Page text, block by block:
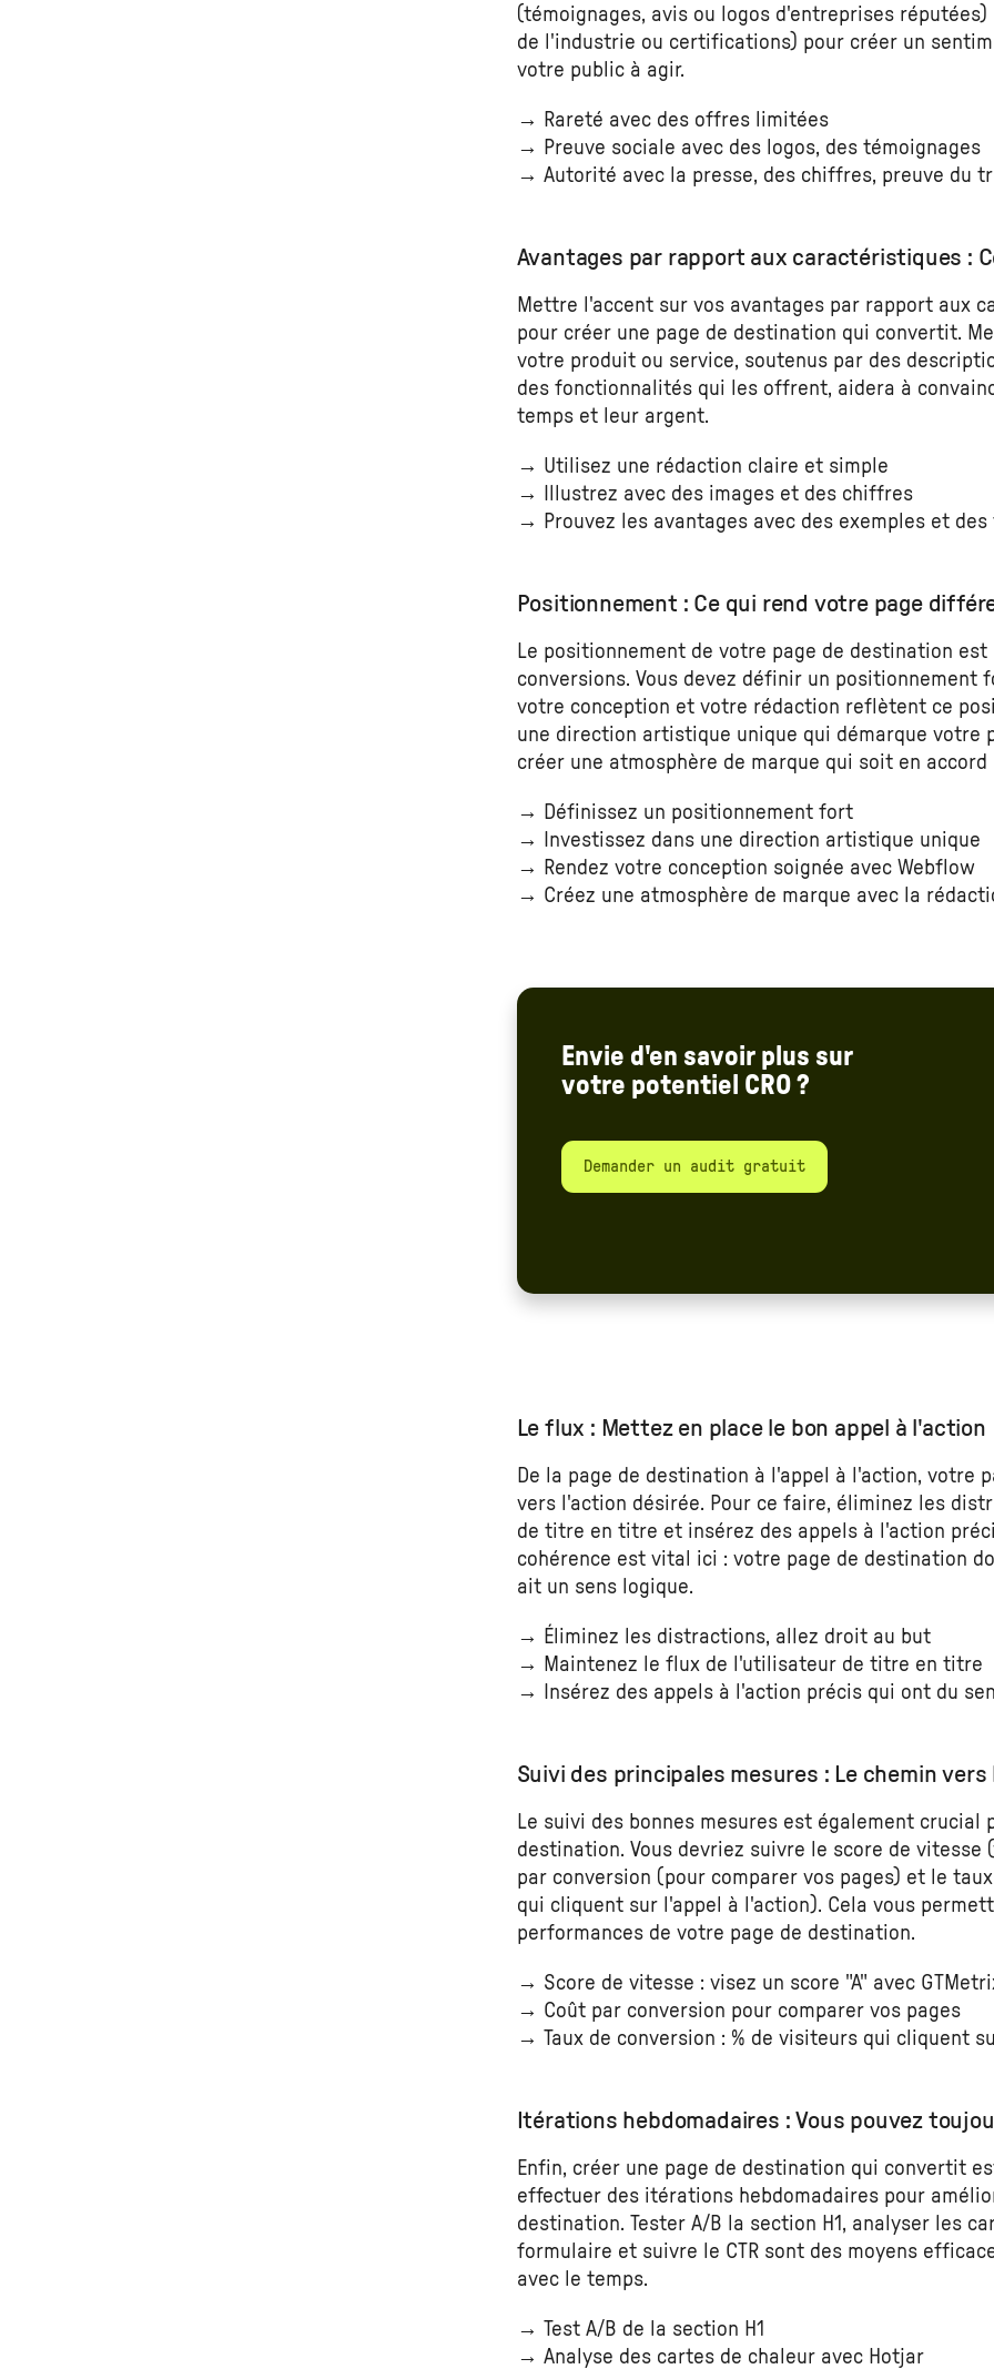
(témoignages, avis ou logos d'entreprises
de l'industrie ou certifications) pour créer un
votre public à agir.
→ Rareté avec des offres limitées
→ Preuve sociale avec des logos, des témoignages
→ Autorité avec la presse, des chiffres, preuve du
Avantages par rapport aux caractéristiques :
Mettre l'accent sur vos avantages par rapport aux
pour créer une page de destination qui convertit.
votre produit ou service, soutenus par des
des fonctionnalités qui les offrent, aidera à
temps et leur argent.
→ Utilisez une rédaction claire et simple
→ Illustrez avec des images et des chiffres
→ Prouvez les avantages avec des exemples et des
Positionnement : Ce qui rend votre page
Le positionnement de votre page de destination
conversions. Vous devez définir un
votre conception et votre rédaction reflètent ce
une direction artistique unique qui démarque votre
créer une atmosphère de marque qui soit en
→ Définissez un positionnement fort
→ Investissez dans une direction artistique unique
→ Rendez votre conception soignée avec Webflow
→ Créez une atmosphère de marque avec la
Envie d'en savoir plus sur
votre potentiel CRO ?
Demander un audit gratuit
Le flux : Mettez en place le bon appel à l'action
De la page de destination à l'appel à l'action,
vers l'action désirée. Pour ce faire, éliminez les
de titre en titre et insérez des appels à l'action
cohérence est vital ici : votre page de destination
ait un sens logique.
→ Éliminez les distractions, allez droit au but
→ Maintenez le flux de l'utilisateur de titre en titre
→ Insérez des appels à l'action précis qui ont du
Suivi des principales mesures : Le chemin vers
Le suivi des bonnes mesures est également crucial
destination. Vous devriez suivre le score de vitesse
par conversion (pour comparer vos pages) et le
qui cliquent sur l'appel à l'action). Cela vous
performances de votre page de destination.
→ Score de vitesse : visez un score "A" avec
→ Coût par conversion pour comparer vos pages
→ Taux de conversion : % de visiteurs qui cliquent
Itérations hebdomadaires : Vous pouvez
Enfin, créer une page de destination qui convertit
effectuer des itérations hebdomadaires pour
destination. Tester A/B la section H1, analyser les
formulaire et suivre le CTR sont des moyens
avec le temps.
→ Test A/B de la section H1
→ Analyse des cartes de chaleur avec Hotjar